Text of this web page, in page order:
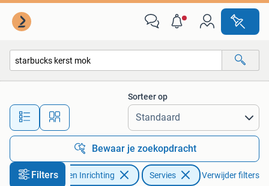
Alle afstanden…
Sorteer op
Bewaar je zoekopdracht
FiltersHuis en Inrichting Servies Verwijder filters